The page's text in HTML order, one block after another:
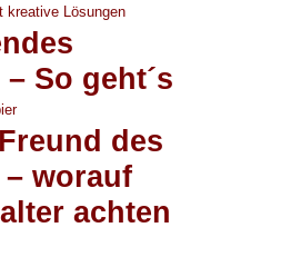
So geht´s
des
– worauf
achten